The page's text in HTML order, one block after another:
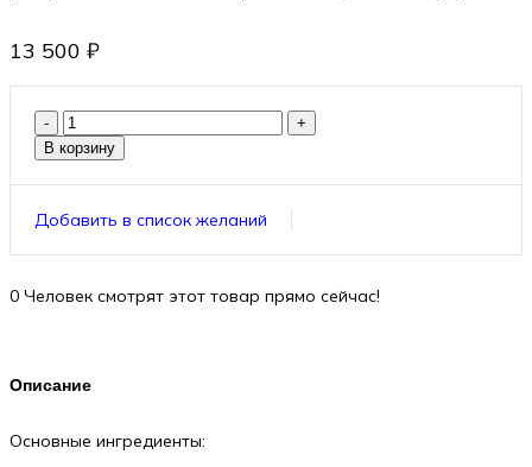
13 500 ₽
В корзину
Добавить в список желаний
0 Человек смотрят этот товар прямо сейчас!
Описание
Основные ингредиенты: